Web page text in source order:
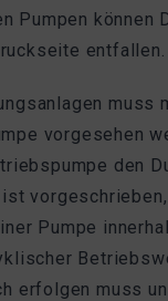
Pumpen können
entfallen.
muss
vorgesehen
den
Pumpe
erfolgen muss